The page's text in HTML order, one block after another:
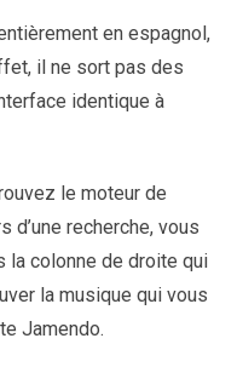
en espagnol,
il ne sort pas des
identique à
le moteur de
d’une recherche, vous
la colonne de droite qui
la musique qui vous
Jamendo.